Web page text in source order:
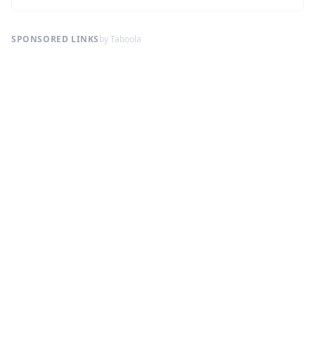
SPONSORED LINKSby Taboola